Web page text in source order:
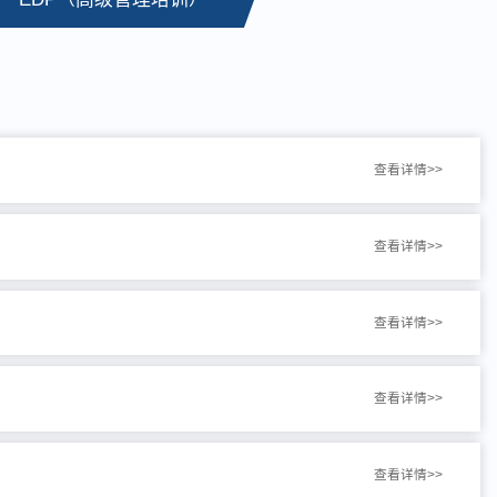
查看详情>>
查看详情>>
查看详情>>
查看详情>>
查看详情>>